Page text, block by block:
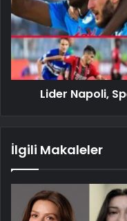
Lider Napoli,
İlgili Makaleler